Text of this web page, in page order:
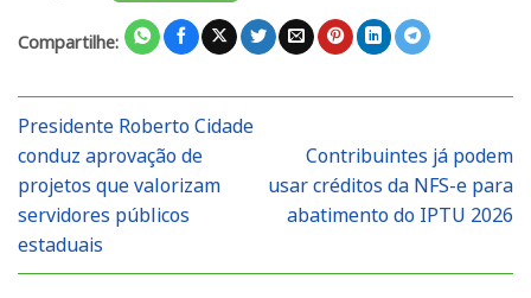
Compartilhe:
Presidente Roberto Cidade
conduz aprovação de
projetos que valorizam
servidores públicos
estaduais
Contribuintes já podem
usar créditos da NFS-e para
abatimento do IPTU 2026